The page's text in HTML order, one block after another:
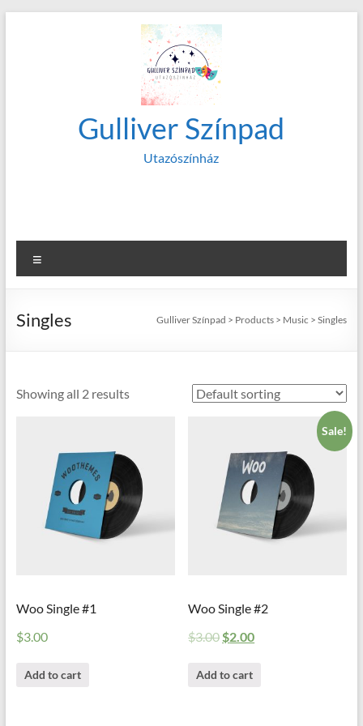
Gulliver Színpad
Utazószínház
Singles Gulliver Színpad > Products > Music >Singles
Showing all 2 results
Woo Single #1
$3.00
Add to cart
Sale!
Woo Single #2
$3.00$2.00
Add to cart